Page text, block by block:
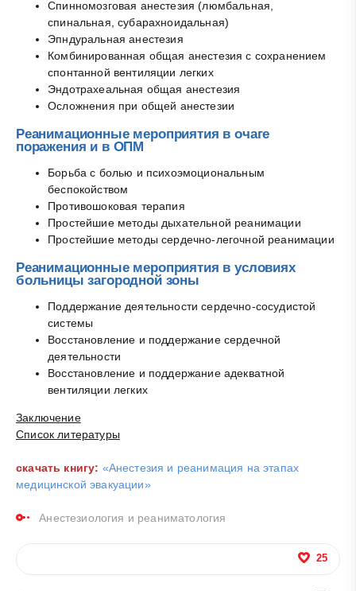
Спинномозговая анестезия (люмбальная,
спинальная, субарахноидальная)
Эпндуральная анестезия
Комбинированная общая анестезия с сохранением
спонтанной вентиляции легких
Эндотрахеальная общая анестезия
Осложнения при общей анестезии
Реанимационные мероприятия в очаге
поражения и в ОПМ
Борьба с болью и психоэмоциональным
беспокойством
Противошоковая терапия
Простейшие методы дыхательной реанимации
Простейшие методы сердечно-легочной реанимации
Реанимационные мероприятия в условиях
больницы загородной зоны
Поддержание деятельности сердечно-сосудистой
системы
Восстановление и поддержание сердечной
деятельности
Восстановление и поддержание адекватной
вентиляции легких
Заключение
Список литературы
скачать книгу: «Анестезия и реанимация на этапах
медицинской эвакуации»
Анестезиология и реаниматология
25